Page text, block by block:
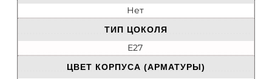
Нет
ТИП ЦОКОЛЯ
E27
ЦВЕТ КОРПУСА (АРМАТУРЫ)